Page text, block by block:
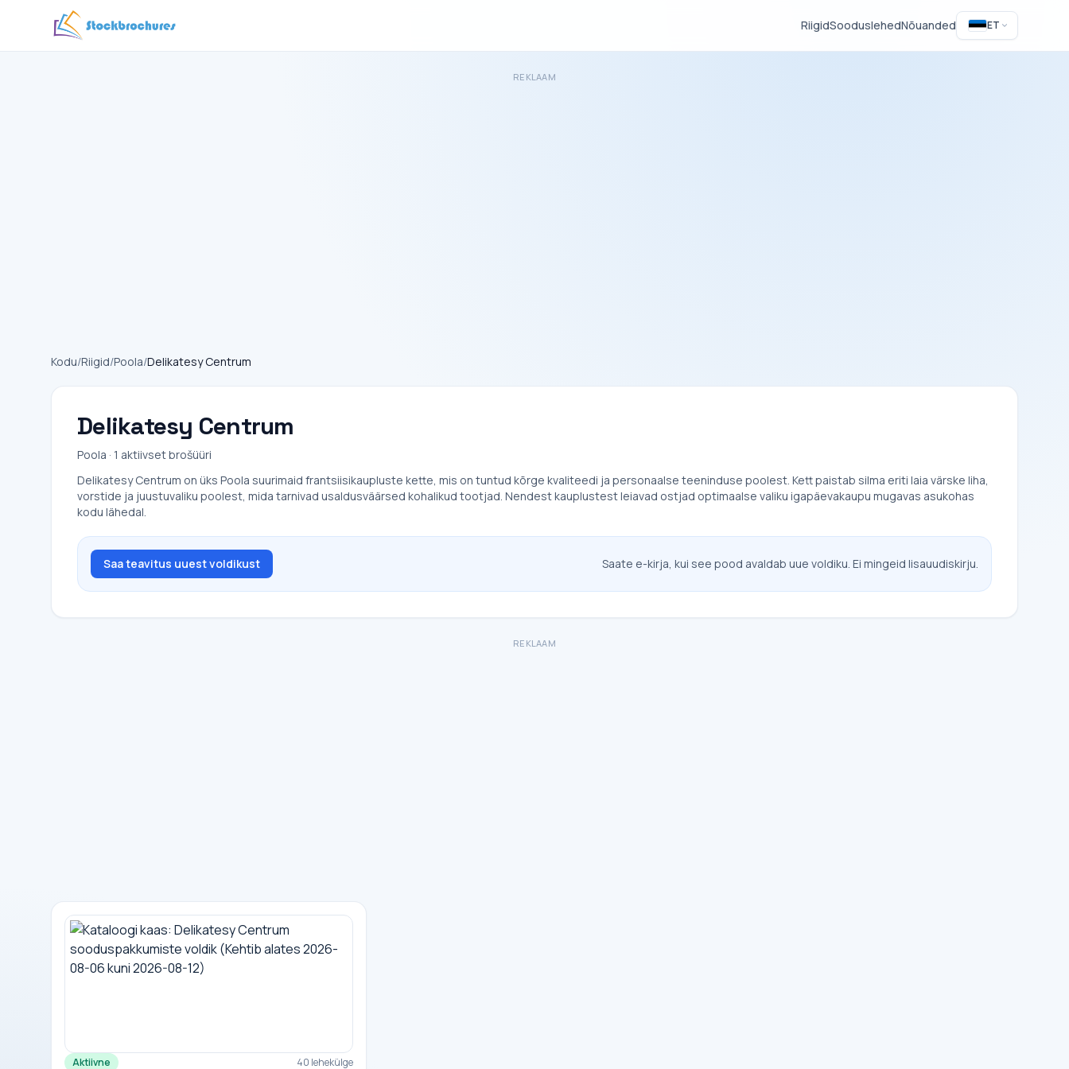
RiigidSooduslehedNõuanded ET
REKLAAM
Kodu/Riigid/Poola/Delikatesy Centrum
Delikatesy Centrum
Poola · 1 aktiivset brošüüri
Delikatesy Centrum on üks Poola suurimaid frantsiisikaupluste kette, mis on tuntud kõrge kvaliteedi ja personaalse teeninduse poolest. Kett paistab silma eriti laia värske liha,
vorstide ja juustuvaliku poolest, mida tarnivad usaldusväärsed kohalikud tootjad. Nendest kauplustest leiavad ostjad optimaalse valiku igapäevakaupu mugavas asukohas
kodu lähedal.
Saa teavitus uuest voldikust Saate e-kirja, kui see pood avaldab uue voldiku. Ei mingeid lisauudiskirju.
REKLAAM
Aktiivne 40 lehekülge